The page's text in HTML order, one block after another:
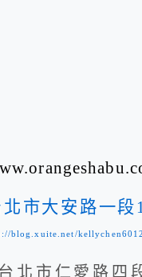
北市大安路一
blog.xuite.net/
台北市仁愛路四